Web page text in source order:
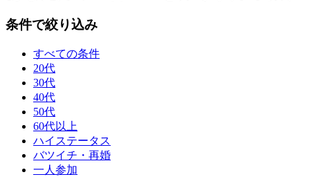
条件で絞り込み
すべての条件
20代
30代
40代
50代
60代以上
ハイステータス
バツイチ・再婚
一人参加